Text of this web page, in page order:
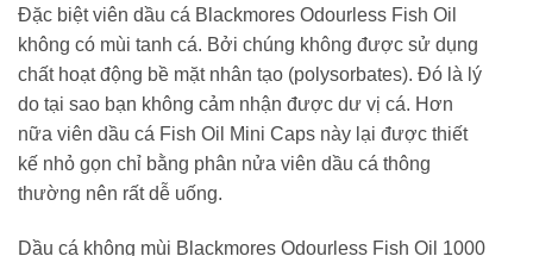
Đặc biệt viên dầu cá Blackmores Odourless Fish Oil
không có mùi tanh cá. Bởi chúng không được sử dụng
chất hoạt động bề mặt nhân tạo (polysorbates). Đó là lý
do tại sao bạn không cảm nhận được dư vị cá. Hơn
nữa viên dầu cá Fish Oil Mini Caps này lại được thiết
kế nhỏ gọn chỉ bằng phân nửa viên dầu cá thông
thường nên rất dễ uống.
Dầu cá không mùi Blackmores Odourless Fish Oil 1000